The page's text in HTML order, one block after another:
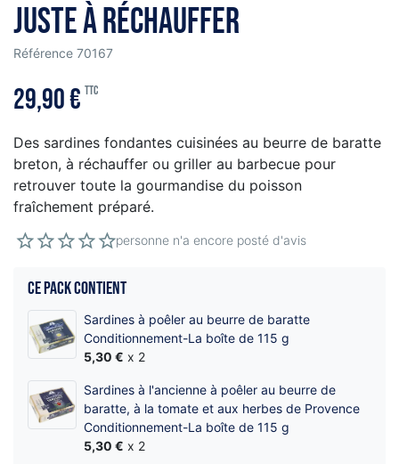
juste à réchauffer
Référence 70167
29,90 € TTC
Des sardines fondantes cuisinées au beurre de baratte
breton, à réchauffer ou griller au barbecue pour
retrouver toute la gourmandise du poisson
fraîchement préparé.
personne n'a encore posté d'avis
Ce pack contient
Sardines à poêler au beurre de baratte
Conditionnement-La boîte de 115 g
5,30 € x 2
Sardines à l'ancienne à poêler au beurre de
baratte, à la tomate et aux herbes de Provence
Conditionnement-La boîte de 115 g
5,30 € x 2